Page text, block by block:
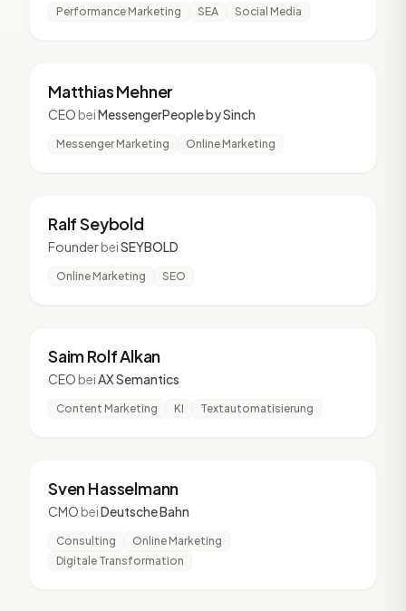
Performance Marketing SEA Social Media
MM
Matthias Mehner
CEO beiMessengerPeople by Sinch
Messenger Marketing Online Marketing
RS
Ralf Seybold
FounderbeiSEYBOLD
Online Marketing SEO
SR
Saim Rolf Alkan
CEO beiAX Semantics
Content Marketing KI Textautomatisierung
SH
Sven Hasselmann
CMO beiDeutsche Bahn
Consulting
Online Marketing
Digitale Transformation